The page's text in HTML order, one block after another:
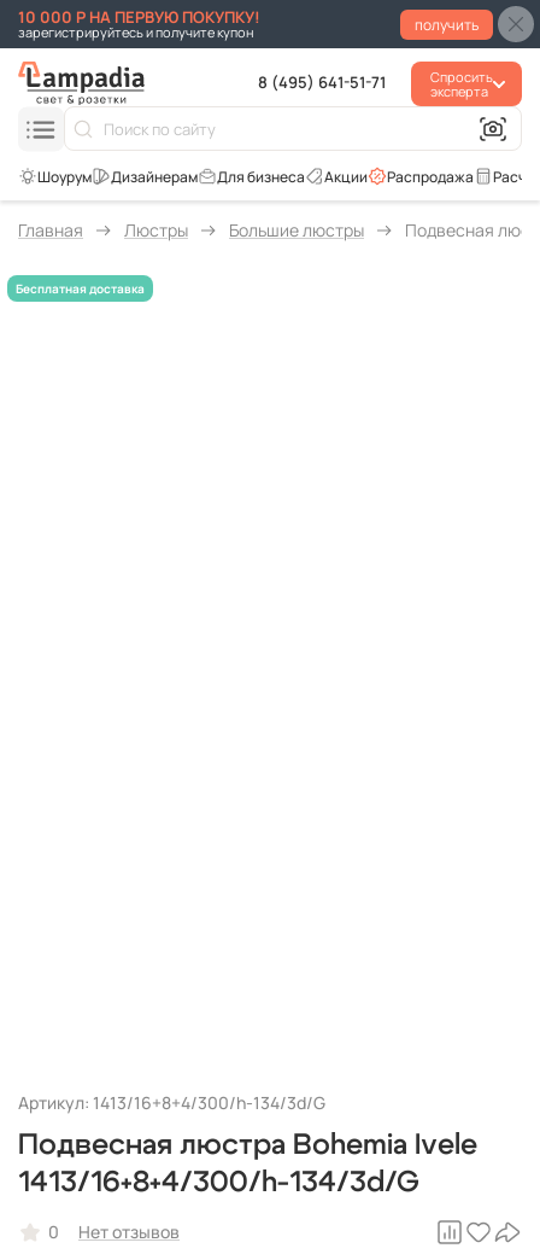
10 000 Р НА ПЕРВУЮ ПОКУПКУ!
зарегистрируйтесь и получите купон получить
8 (495) 641-51-71
Спросить
эксперта
Распродажа
Акции
Для бизнеса
Главная Люстры Большие люстры Подвесная
Артикул: 1413/16+8+4/300/h-134/3d/G
Подвесная люстра Bohemia Ivele
1413/16+8+4/300/h-134/3d/G
0 Нет отзывов